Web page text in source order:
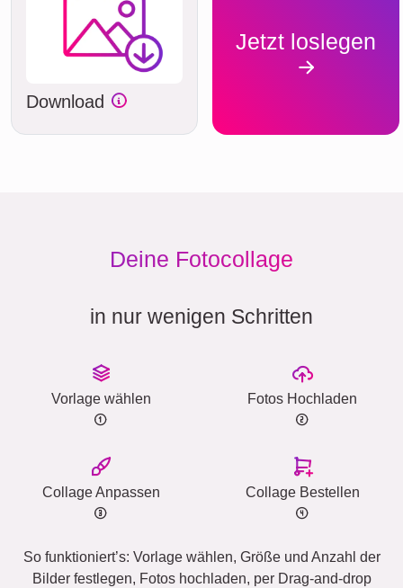
Download
Jetzt loslegen
Deine Fotocollage
in nur wenigen Schritten
Vorlage wählen Fotos Hochladen
Collage Anpassen Collage Bestellen
So funktioniert’s: Vorlage wählen, Größe und Anzahl der
Bilder festlegen, Fotos hochladen, per Drag-and-drop